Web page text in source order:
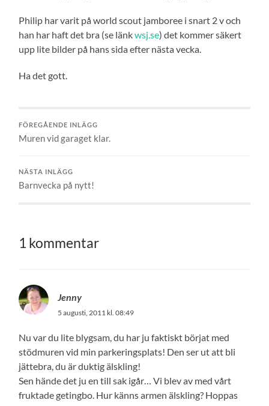
Philip har varit på world scout jamboree i snart 2 v och
han har haft det bra (se länkwsj.se) det kommer säkert
upp lite bilder på hans sida efter nästa vecka.
Ha det gott.
FÖREGÅENDE INLÄGG
Muren vid garaget klar.
NÄSTA INLÄGG
Barnvecka på nytt!
1 kommentar
Jenny
5 augusti, 2011 kl. 08:49
Nu var du lite blygsam, du har ju faktiskt börjat med
stödmuren vid min parkeringsplats! Den ser ut att bli
jättebra, du är duktig älskling!
Sen hände det ju en till sak igår… Vi blev av med vårt
fruktade getingbo. Hur känns armen älskling? Hoppas